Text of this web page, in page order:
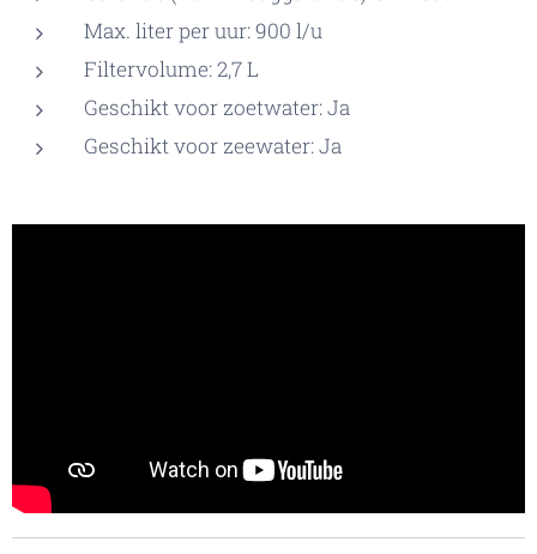
Max. liter per uur: 900 l/u
Filtervolume: 2,7 L
Geschikt voor zoetwater: Ja
Geschikt voor zeewater: Ja